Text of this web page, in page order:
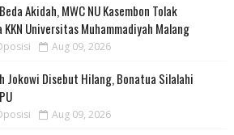
Akidah, MWC NU Kasembon Tolak
KKN Universitas Muhammadiyah Malang
Aug 09, 2026
Jokowi Disebut Hilang, Bonatua Silalahi
Aug 09, 2026